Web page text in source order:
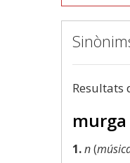
Resultats
murga
1.n(